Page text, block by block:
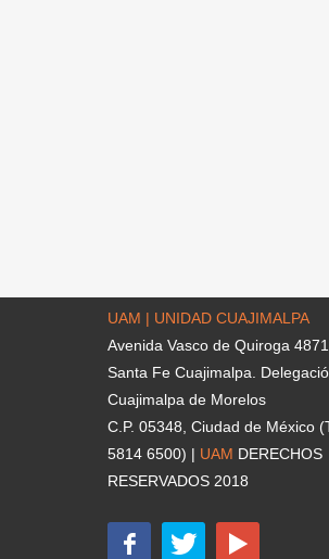
UAM | UNIDAD CUAJIMALPA
Avenida Vasco de Quiroga
Santa Fe Cuajimalpa.
Cuajimalpa de Morelos
C.P. 05348, Ciudad de México
5814 6500) | UAM DERECHOS
RESERVADOS 2018